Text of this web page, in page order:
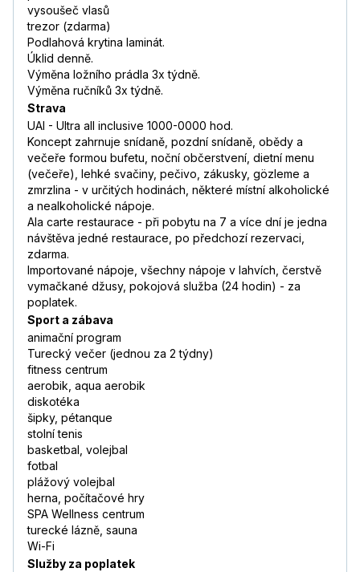
vysoušeč vlasů
trezor (zdarma)
Podlahová krytina laminát.
Úklid denně.
Výměna ložního prádla 3x týdně.
Výměna ručníků 3x týdně.
Strava
UAI - Ultra all inclusive 1000-0000 hod.
Koncept zahrnuje snídaně, pozdní snídaně, obědy a
večeře formou bufetu, noční občerstvení, dietní menu
(večeře), lehké svačiny, pečivo, zákusky, gözleme a
zmrzlina - v určitých hodinách, některé místní alkoholické
a nealkoholické nápoje.
Ala carte restaurace - při pobytu na 7 a více dní je jedna
návštěva jedné restaurace, po předchozí rezervaci,
zdarma.
Importované nápoje, všechny nápoje v lahvích, čerstvě
vymačkané džusy, pokojová služba (24 hodin) - za
poplatek.
Sport a zábava
animační program
Turecký večer (jednou za 2 týdny)
fitness centrum
aerobik, aqua aerobik
diskotéka
šipky, pétanque
stolní tenis
basketbal, volejbal
fotbal
plážový volejbal
herna, počítačové hry
SPA Wellness centrum
turecké lázně, sauna
Wi-Fi
Služby za poplatek